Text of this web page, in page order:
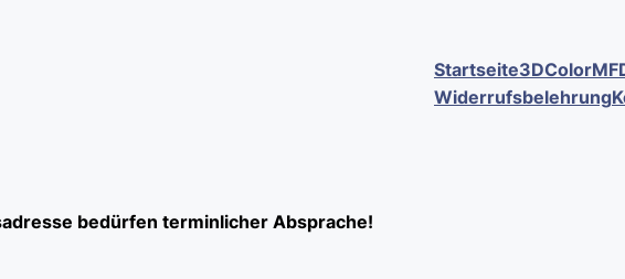
bedürfen terminlicher Absprache!
Startseite
Widerrufsbelehrung